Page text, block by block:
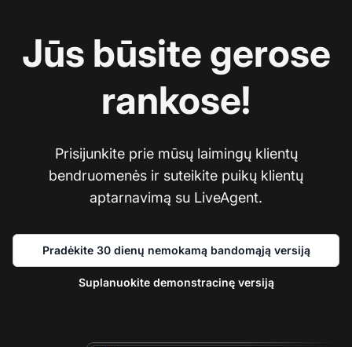
Jūs būsite gerose
rankose!
Prisijunkite prie mūsų laimingų klientų
bendruomenės ir suteikite puikų klientų
aptarnavimą su LiveAgent.
Pradėkite 30 dienų nemokamą bandomąją versiją
Suplanuokite demonstracinę versiją